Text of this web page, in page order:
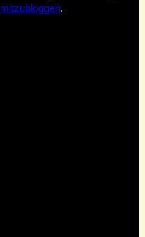
mitzubloggen.